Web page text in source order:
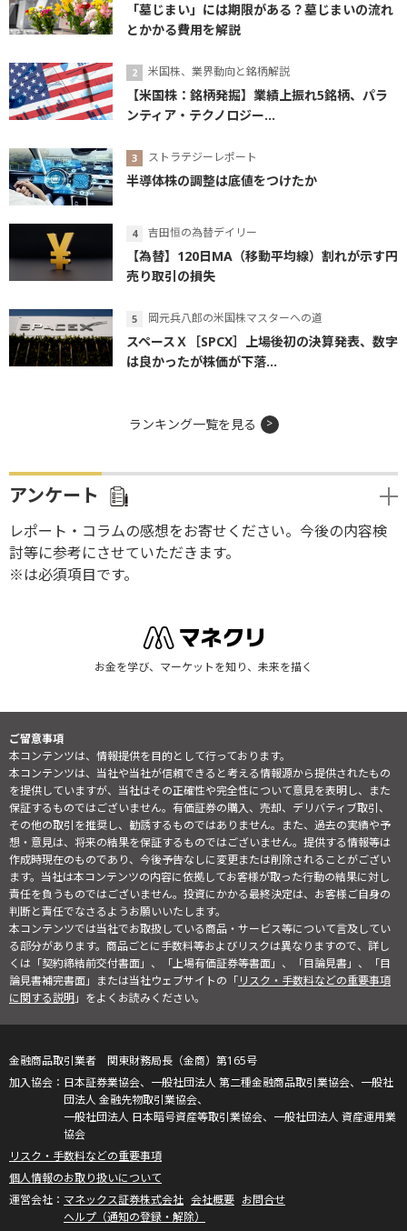
「墓じまい」には期限がある？墓じまいの流れ
とかかる費用を解説
米国株、業界動向と銘柄解説
【米国株：銘柄発掘】業績上振れ5銘柄、パラ
ンティア・テクノロジー...
ストラテジーレポート
半導体株の調整は底値をつけたか
吉田恒の為替デイリー
【為替】120日MA（移動平均線）割れが示す円
売り取引の損失
岡元兵八郎の米国株マスターへの道
スペースＸ［SPCX］上場後初の決算発表、数字
は良かったが株価が下落...
ランキング一覧を見る
アンケート
レポート・コラムの感想をお寄せください。今後の内容検
討等に参考にさせていただきます。
※は必須項目です。
お金を学び、マーケットを知り、未来を描く
ご留意事項
本コンテンツは、情報提供を目的として行っております。
本コンテンツは、当社や当社が信頼できると考える情報源から提供されたもの
を提供していますが、当社はその正確性や完全性について意見を表明し、また
保証するものではございません。有価証券の購入、売却、デリバティブ取引、
その他の取引を推奨し、勧誘するものではありません。また、過去の実績や予
想・意見は、将来の結果を保証するものではございません。提供する情報等は
作成時現在のものであり、今後予告なしに変更または削除されることがござい
ます。当社は本コンテンツの内容に依拠してお客様が取った行動の結果に対し
責任を負うものではございません。投資にかかる最終決定は、お客様ご自身の
判断と責任でなさるようお願いいたします。
本コンテンツでは当社でお取扱している商品・サービス等について言及してい
る部分があります。商品ごとに手数料等およびリスクは異なりますので、詳し
くは「契約締結前交付書面」、「上場有価証券等書面」、「目論見書」、「目
論見書補完書面」または当社ウェブサイトの「リスク・手数料などの重要事項
に関する説明」をよくお読みください。
金融商品取引業者 関東財務局長（金商）第165号
日本証券業協会、一般社団法人 第二種金融商品取引業協会、一般社
団法人 金融先物取引業協会、
一般社団法人 日本暗号資産等取引業協会、一般社団法人 資産運用業
協会
リスク・手数料などの重要事項
個人情報のお取り扱いについて
マネックス証券株式会社 会社概要 お問合せ
ヘルプ（通知の登録・解除）